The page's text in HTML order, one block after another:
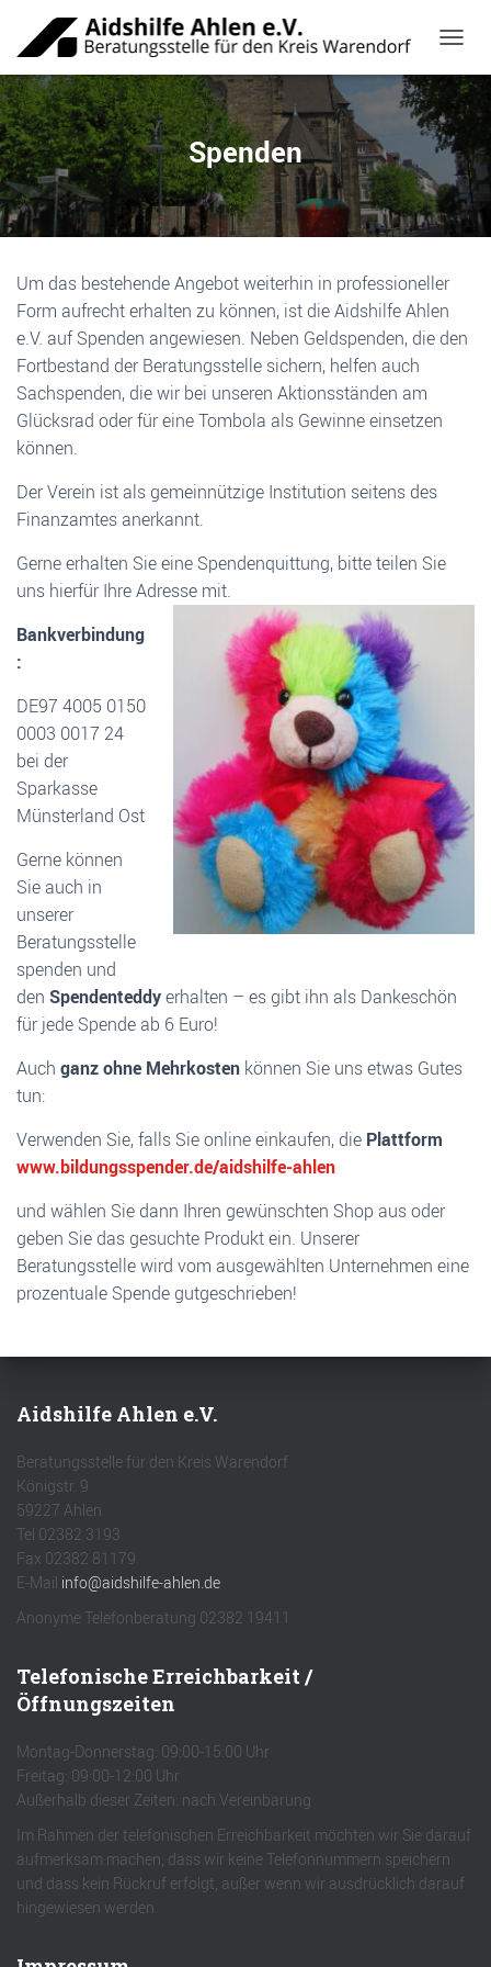
Spenden
Um das bestehende Angebot weiterhin in professioneller
Form aufrecht erhalten zu können, ist die Aidshilfe Ahlen
e.V. auf Spenden angewiesen. Neben Geldspenden, die den
Fortbestand der Beratungsstelle sichern, helfen auch
Sachspenden, die wir bei unseren Aktionsständen am
Glücksrad oder für eine Tombola als Gewinne einsetzen
können.
Der Verein ist als gemeinnützige Institution seitens des
Finanzamtes anerkannt.
Gerne erhalten Sie eine Spendenquittung, bitte teilen Sie
uns hierfür Ihre Adresse mit.
Bankverbindung
:
DE97 4005 0150
0003 0017 24
bei der
Sparkasse
Münsterland Ost
Gerne können
Sie auch in
unserer
Beratungsstelle
spenden und
den Spendenteddyerhalten – es gibt ihn als Dankeschön
für jede Spende ab 6 Euro!
Auch ganz ohne Mehrkosten können Sie uns etwas Gutes
tun:
Verwenden Sie, falls Sie online einkaufen, die Plattform
www.bildungsspender.de/aidshilfe-ahlen
und wählen Sie dann Ihren gewünschten Shop aus oder
geben Sie das gesuchte Produkt ein. Unserer
Beratungsstelle wird vom ausgewählten Unternehmen eine
prozentuale Spende gutgeschrieben!
Aidshilfe Ahlen e.V.
Beratungsstelle für den Kreis Warendorf
Königstr. 9
59227 Ahlen
Tel 02382 3193
Fax 02382 81179
E-Mail info@aidshilfe-ahlen.de
Anonyme Telefonberatung 02382 19411
Telefonische Erreichbarkeit /
Öffnungszeiten
Montag-Donnerstag: 09:00-15:00 Uhr
Freitag: 09:00-12:00 Uhr
Außerhalb dieser Zeiten: nach Vereinbarung
Im Rahmen der telefonischen Erreichbarkeit möchten wir Sie darauf
aufmerksam machen, dass wir keine Telefonnummern speichern
und dass kein Rückruf erfolgt, außer wenn wir ausdrücklich darauf
hingewiesen werden.